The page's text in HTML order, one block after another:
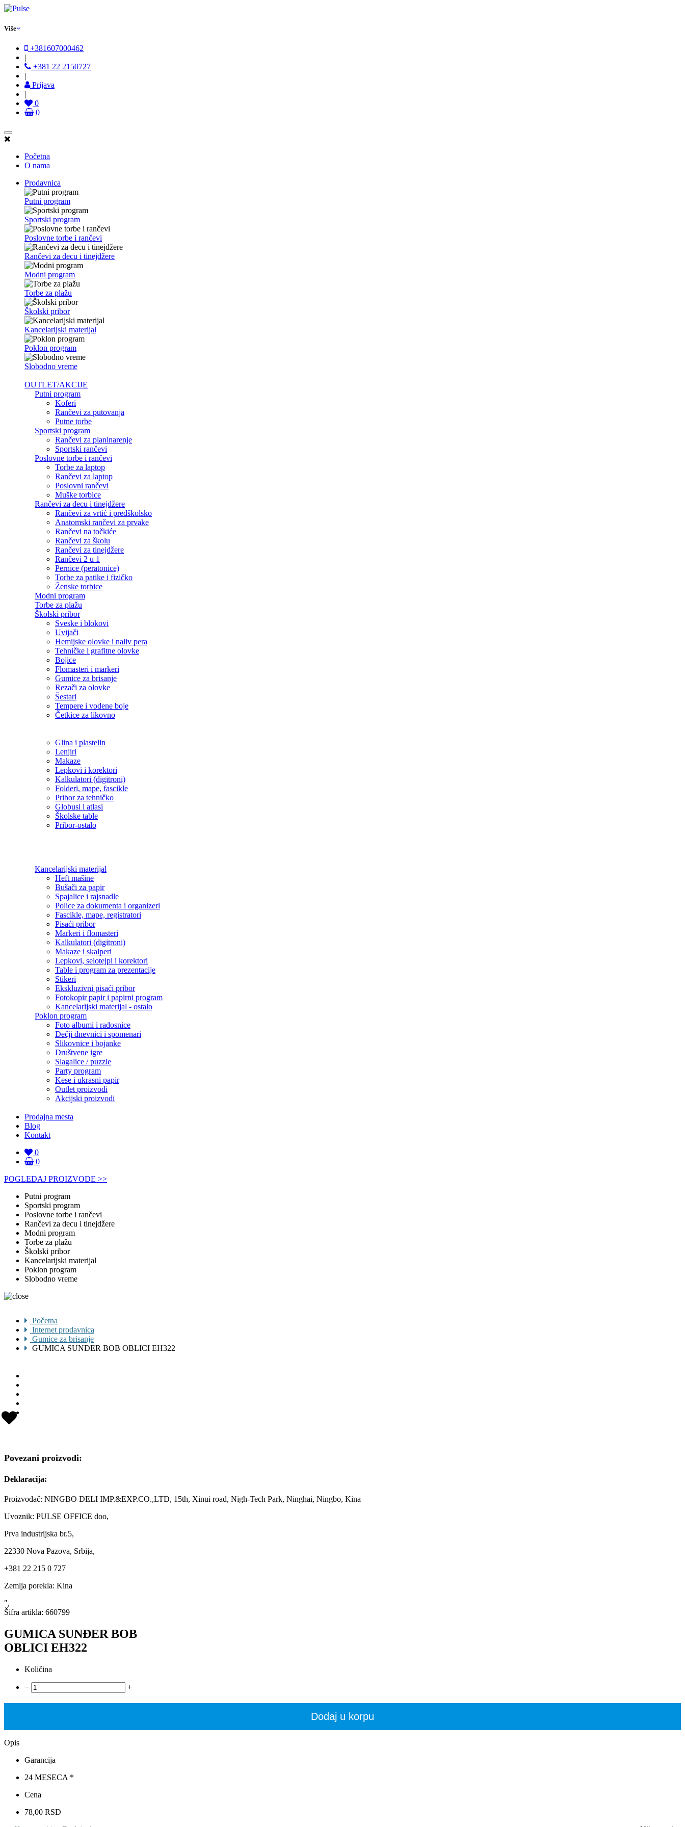
Više
+381607000462
|
+381 22 2150727
|
Prijava
|
0
0
Početna
O nama
Prodavnica
Putni program
Sportski program
Poslovne torbe i rančevi
Rančevi za decu i tinejdžere
Modni program
Torbe za plažu
Školski pribor
Kancelarijski materijal
Poklon program
Slobodno vreme
OUTLET/AKCIJE
Putni program
Koferi
Rančevi za putovanja
Putne torbe
Sportski program
Rančevi za planinarenje
Sportski rančevi
Poslovne torbe i rančevi
Torbe za laptop
Rančevi za laptop
Poslovni rančevi
Muške torbice
Rančevi za decu i tinejdžere
Rančevi za vrtić i predškolsko
Anatomski rančevi za prvake
Rančevi na točkiće
Rančevi za školu
Rančevi za tinejdžere
Rančevi 2 u 1
Pernice (peratonice)
Torbe za patike i fizičko
Ženske torbice
Modni program
Torbe za plažu
Školski pribor
Sveske i blokovi
Uvijači
Hemijske olovke i naliv pera
Tehničke i grafitne olovke
Bojice
Flomasteri i markeri
Gumice za brisanje
Rezači za olovke
Šestari
Tempere i vodene boje
Četkice za likovno
Glina i plastelin
Lenjiri
Makaze
Lepkovi i korektori
Kalkulatori (digitroni)
Folderi, mape, fascikle
Pribor za tehničko
Globusi i atlasi
Školske table
Pribor-ostalo
Kancelarijski materijal
Heft mašine
Bušači za papir
Spajalice i rajsnadle
Police za dokumenta i organizeri
Fascikle, mape, registratori
Pisaći pribor
Markeri i flomasteri
Kalkulatori (digitroni)
Makaze i skalperi
Lepkovi, selotejpi i korektori
Table i program za prezentacije
Stikeri
Ekskluzivni pisaći pribor
Fotokopir papir i papirni program
Kancelarijski materijal - ostalo
Poklon program
Foto albumi i radosnice
Dečji dnevnici i spomenari
Slikovnice i bojanke
Društvene igre
Slagalice / puzzle
Party program
Kese i ukrasni papir
Outlet proizvodi
Akcijski proizvodi
Prodajna mesta
Blog
Kontakt
0
0
POGLEDAJ PROIZVODE >>
Putni program
Sportski program
Poslovne torbe i rančevi
Rančevi za decu i tinejdžere
Modni program
Torbe za plažu
Školski pribor
Kancelarijski materijal
Poklon program
Slobodno vreme
Početna
Internet prodavnica
Gumice za brisanje
GUMICA SUNĐER BOB OBLICI EH322
Povezani proizvodi:
Deklaracija:
Proizvođač: NINGBO DELI IMP.&EXP.CO.,LTD, 15th, Xinui road, Nigh-Tech Park, Ninghai, Ningbo, Kina
Uvoznik: PULSE OFFICE doo,
Prva industrijska br.5,
22330 Nova Pazova, Srbija,
+381 22 215 0 727
Zemlja porekla: Kina
",
Šifra artikla: 660799
GUMICA SUNĐER BOB
OBLICI EH322
Količina
− +
Dodaj u korpu
Opis
Garancija
24 MESECA *
Cena
78,00 RSD